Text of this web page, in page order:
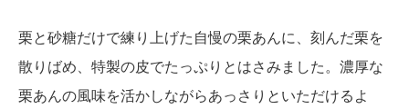
栗と砂糖だけで練り上げた自慢の栗あんに、刻んだ栗を
散りばめ、特製の皮でたっぷりとはさみました。濃厚な
栗あんの風味を活かしながらあっさりといただけるよ